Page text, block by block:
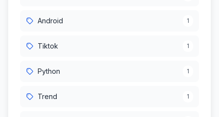
Android 1
Tiktok 1
Python 1
Trend 1